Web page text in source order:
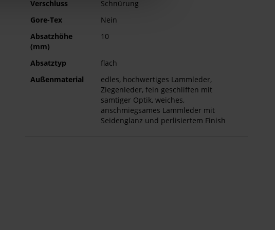
Verschluss
Schnürung
Gore-Tex
Nein
Absatzhöhe
(mm)
10
Absatztyp
flach
Außenmaterial
edles, hochwertiges Lammleder,
Ziegenleder, fein geschliffen mit
samtiger Optik, weiches,
anschmiegsames Lammleder mit
Seidenglanz und perlisiertem Finish